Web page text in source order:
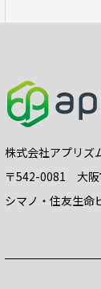
株式会社アプリズ
〒542-0081 大阪
シマノ・住友生命